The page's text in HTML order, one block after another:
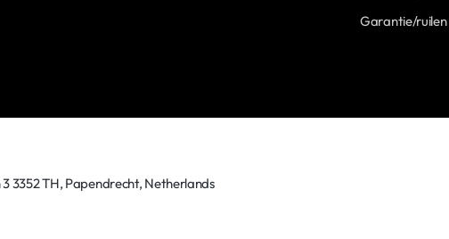
Garantie/ruilen
3352 TH, Papendrecht, Netherlands